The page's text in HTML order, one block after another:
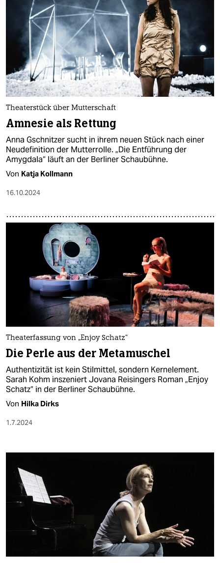
Theaterstück über Mutterschaft
Amnesie als Rettung
Anna Gschnitzer sucht in ihrem neuen Stück nach einer
Neudefinition der Mutterrolle. „Die Entführung der
Amygdala“ läuft an der Berliner Schaubühne.
Von Katja Kollmann
16.10.2024
Theaterfassung von „Enjoy Schatz“
Die Perle aus der Metamuschel
Authentizität ist kein Stilmittel, sondern Kernelement.
Sarah Kohm inszeniert Jovana Reisingers Roman „Enjoy
Schatz“ in der Berliner Schaubühne.
Von Hilka Dirks
1.7.2024